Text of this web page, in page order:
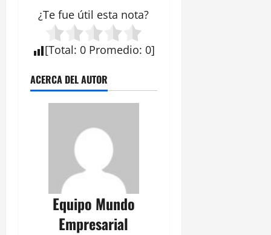
¿Te fue útil esta nota?
[Total: 0 Promedio: 0]
ACERCA DEL AUTOR
Equipo Mundo
Empresarial